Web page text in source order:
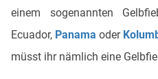
einem sogenannten
Ecuador, Panama oder
müsst ihr nämlich eine